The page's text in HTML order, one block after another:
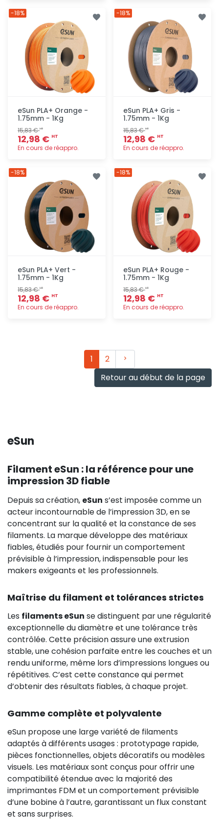
rapide
rapide
eSun PLA+ Orange -
1.75mm - 1Kg
15,83 €HT
12,98 € HT
En cours de réappro.
rapide
-18%
eSun PLA+ Gris -
1.75mm - 1Kg
15,83 €HT
12,98 € HT
En cours de réappro.
rapide
-18%
eSun PLA+ Vert -
1.75mm - 1Kg
15,83 €HT
12,98 € HT
En cours de réappro.
-18%
eSun PLA+ Rouge -
1.75mm - 1Kg
15,83 €HT
12,98 € HT
En cours de réappro.
-18%
1 2
Suivant
Retour au début de la page
eSun
Filament eSun : la référence pour une
impression 3D fiable
Depuis sa création, eSun s’est imposée comme un
acteur incontournable de l’impression 3D, en se
concentrant sur la qualité et la constance de ses
filaments. La marque développe des matériaux
fiables, étudiés pour fournir un comportement
prévisible à l’impression, indispensable pour les
makers exigeants et les professionnels.
Maîtrise du filament et tolérances strictes
Les filaments eSun se distinguent par une régularité
exceptionnelle du diamètre et une tolérance très
contrôlée. Cette précision assure une extrusion
stable, une cohésion parfaite entre les couches et un
rendu uniforme, même lors d’impressions longues ou
répétitives. C’est cette constance qui permet
d’obtenir des résultats fiables, à chaque projet.
Gamme complète et polyvalente
eSun propose une large variété de filaments
adaptés à différents usages : prototypage rapide,
pièces fonctionnelles, objets décoratifs ou modèles
visuels. Les matériaux sont conçus pour offrir une
compatibilité étendue avec la majorité des
imprimantes FDM et un comportement prévisible
d’une bobine à l’autre, garantissant un flux constant
et sans surprises.